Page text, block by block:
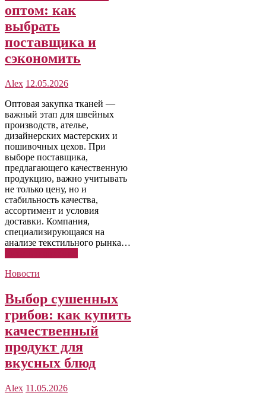
оптом: как
выбрать
поставщика и
сэкономить
Alex 12.05.2026
Оптовая закупка тканей —
важный этап для швейных
производств, ателье,
дизайнерских мастерских и
пошивочных цехов. При
выборе поставщика,
предлагающего качественную
продукцию, важно учитывать
не только цену, но и
стабильность качества,
ассортимент и условия
доставки. Компания,
специализирующаяся на
анализе текстильного рынка…
Новости
Выбор сушенных
грибов: как купить
качественный
продукт для
вкусных блюд
Alex 11.05.2026